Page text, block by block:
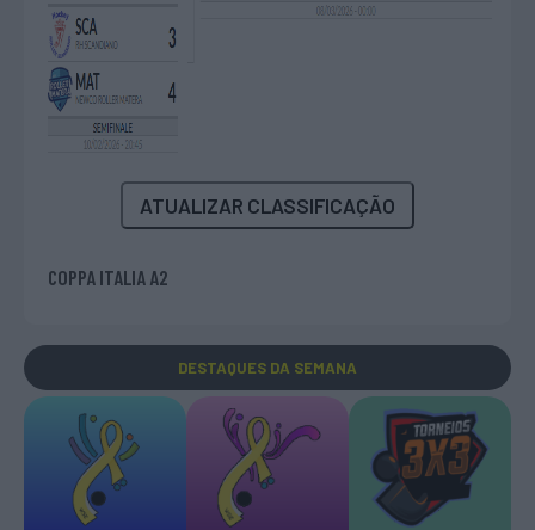
ATUALIZAR CLASSIFICAÇÃO
COPPA ITALIA A2
DESTAQUES DA SEMANA